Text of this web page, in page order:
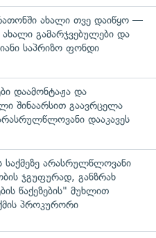
ახალი თვე დაიწყო —
ახალი გამარჯვებულები და
საპრიზო ფონდი
დაამონტაჟა და
შინაარსით გაავრცელა
დააკავეს
საქმეზე არასრულწლოვანი
ჯგუფურად, განზრახ
წაქეზების" მუხლით
პროკურორი